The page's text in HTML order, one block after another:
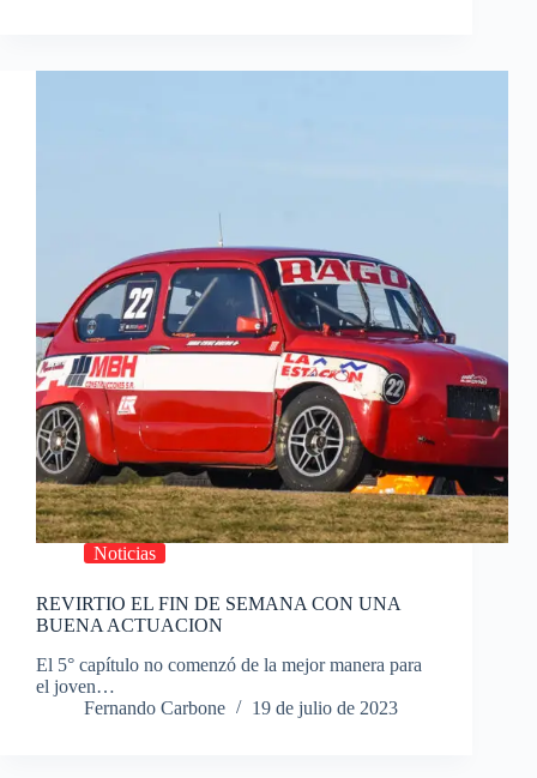
Noticias
REVIRTIO EL FIN DE SEMANA CON UNA
BUENA ACTUACION
El 5° capítulo no comenzó de la mejor manera para
el joven…
Fernando Carbone
19 de julio de 2023